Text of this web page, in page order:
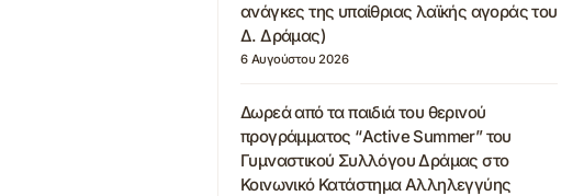
ανάγκες της υπαίθριας λαϊκής αγοράς του
Δ. Δράμας)
6 Αυγούστου 2026
Δωρεά από τα παιδιά του θερινού
προγράμματος “Active Summer” του
Γυμναστικού Συλλόγου Δράμας στο
Κοινωνικό Κατάστημα Αλληλεγγύης